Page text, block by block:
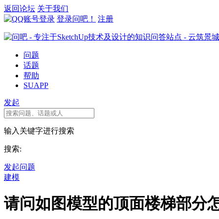
返回论坛 关于我们
登录问吧！
注册
问题
话题
帮助
SUAPP
发起
输入关键字进行搜索
搜索:
发起问题
建模
请问如图模型的顶面楼梯部分